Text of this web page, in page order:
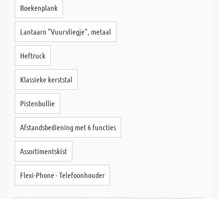
Boekenplank
Lantaarn "Vuurvliegje", metaal
Heftruck
Klassieke kerststal
Pistenbullie
Afstandsbediening met 6 functies
Assortimentskist
Flexi-Phone - Telefoonhouder